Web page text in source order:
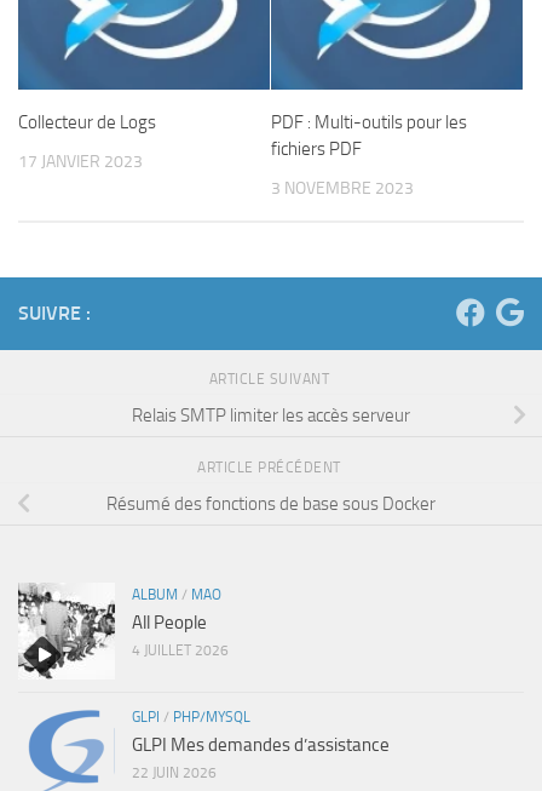
Collecteur de Logs
17 JANVIER 2023
PDF : Multi-outils pour les
fichiers PDF
3 NOVEMBRE 2023
SUIVRE :
ARTICLE SUIVANT
Relais SMTP limiter les accès serveur
ARTICLE PRÉCÉDENT
Résumé des fonctions de base sous Docker
ALBUM / MAO
All People
4 JUILLET 2026
GLPI / PHP/MYSQL
GLPI Mes demandes d’assistance
22 JUIN 2026